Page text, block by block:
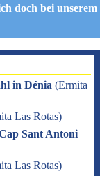
doch bei unserem
in Dénia (Ermita
Las Rotas)
Sant Antoni
Las Rotas)